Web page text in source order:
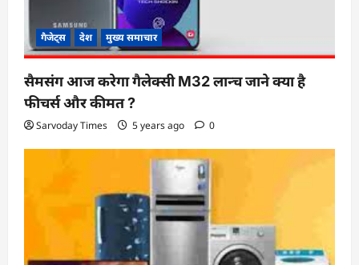
गैजेट्स देश मुख्य समाचार
सैमसंग आज करेगा गैलेक्सी M32 लान्च जाने क्या है
फीचर्स और कीमत ?
Sarvoday Times 5 years ago 0